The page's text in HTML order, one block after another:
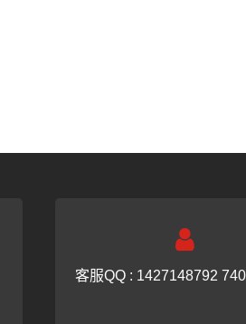
客服QQ : 1427148792